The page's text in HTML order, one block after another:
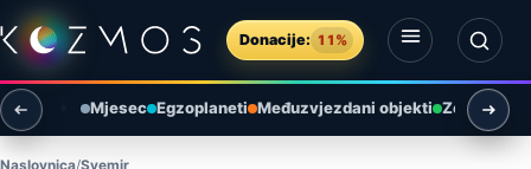
Preskoči na sadržaj
Donacije: 11%
Otvori izbornik
Otvori pretragu
Mjesec Egzoplaneti Međuzvjezdani objekti Zemlja i
Naslovnica Svemir